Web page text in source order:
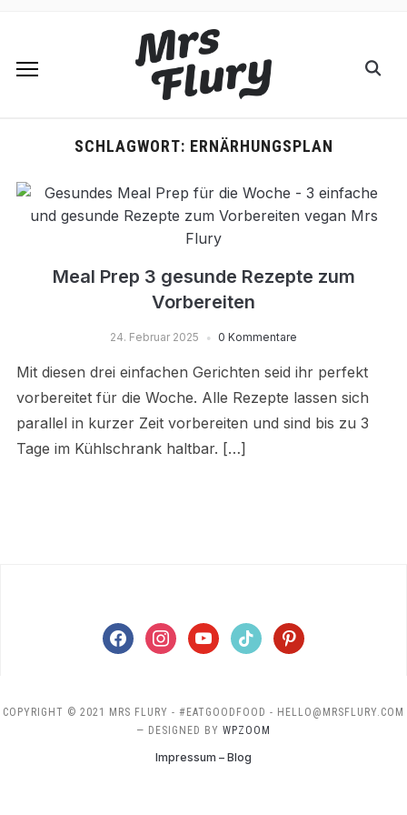
SCHLAGWORT: ERNÄRHUNGSPLAN
Meal Prep 3 gesunde Rezepte zum
Vorbereiten
24. Februar 2025 0 Kommentare
Mit diesen drei einfachen Gerichten seid ihr perfekt
vorbereitet für die Woche. Alle Rezepte lassen sich
parallel in kurzer Zeit vorbereiten und sind bis zu 3
Tage im Kühlschrank haltbar. […]
facebookinstagramyoutubetiktok pinterest
COPYRIGHT © 2021 MRS FLURY - #EATGOODFOOD - HELLO@MRSFLURY.COM
— DESIGNED BY WPZOOM
Impressum – Blog